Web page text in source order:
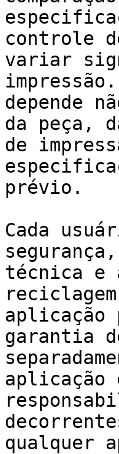
controle
variar
depende
da peça,
de
prévio.
Cada
técnica e
aplicação
garantia
aplicação
qualquer